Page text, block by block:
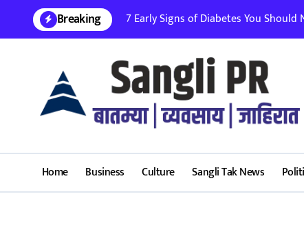
content
Breaking 7 Early Signs of Diabetes You Should
Home Business Culture Sangli Tak News